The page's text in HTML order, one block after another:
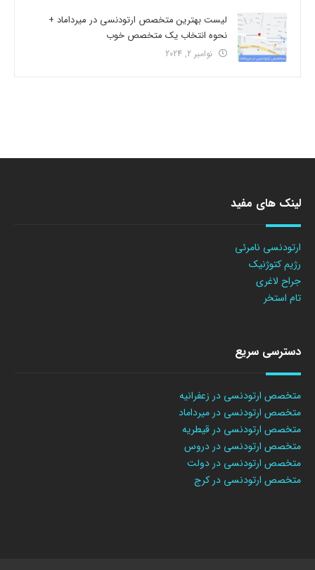
لیست بهترین متخصص ارتودنسی در میرداماد +
نحوه انتخاب یک متخصص خوب
نوامبر 2, 2024
لینک های مفید
ارتودنسی نامرئی
رژیم کتوژنیک
جراح لاغری
تام استخر
دسترسی سریع
متخصص ارتودنسی در زعفرانیه
متخصص ارتودنسی در میرداماد
متخصص ارتودنسی در قیطریه
متخصص ارتودنسی در دروس
متخصص ارتودنسی در دولت
متخصص ارتودنسی در کرج